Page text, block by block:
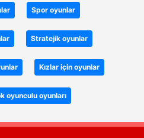
Spor oyunlar
Stratejik oyunlar
Kızlar için oyunlar
oyunculu oyunları